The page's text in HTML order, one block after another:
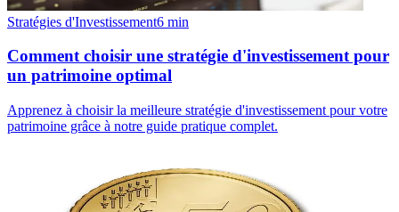
Stratégies d'Investissement6 min
Comment choisir une stratégie d'investissement pour
un patrimoine optimal
Apprenez à choisir la meilleure stratégie d'investissement pour votre
patrimoine grâce à notre guide pratique complet.